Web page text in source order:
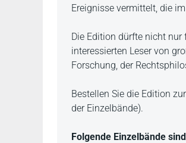
Ereignisse vermittelt, die
Die Edition dürfte nicht
interessierten Leser von
Forschung, der
Bestellen Sie die Edition
der Einzelbände).
Folgende Einzelbände